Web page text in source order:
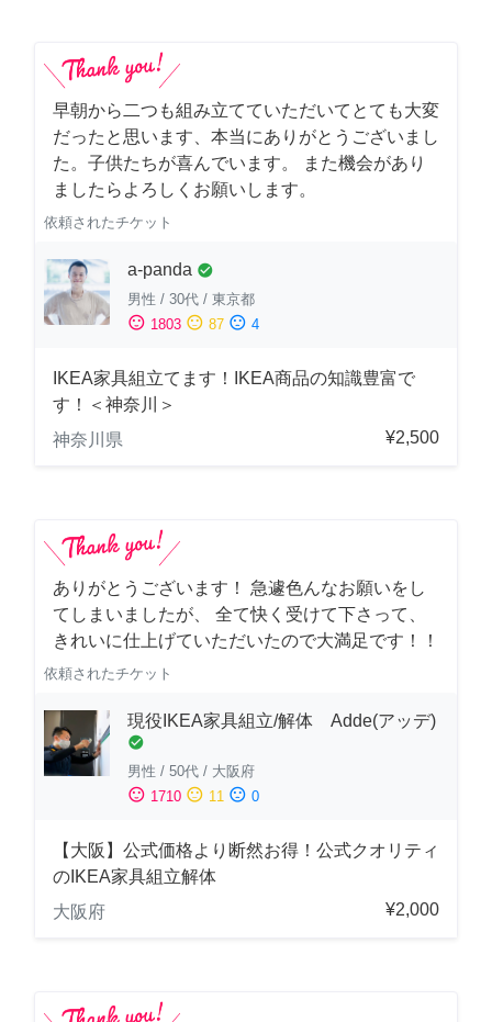
早朝から二つも組み立てていただいてとても大変
だったと思います、本当にありがとうございまし
た。子供たちが喜んでいます。 また機会があり
ましたらよろしくお願いします。
依頼されたチケット
a-panda check_circle
男性 / 30代 / 東京都
sentiment_satisfied 1803 sentiment_neutral 87 sentiment_dissatisfied 4
IKEA家具組立てます！IKEA商品の知識豊富で
す！＜神奈川＞
神奈川県
¥2,500
ありがとうございます！ 急遽色んなお願いをし
てしまいましたが、 全て快く受けて下さって、
きれいに仕上げていただいたので大満足です！！
依頼されたチケット
現役IKEA家具組立/解体 Adde(アッデ)
check_circle
男性 / 50代 / 大阪府
sentiment_satisfied 1710 sentiment_neutral 11 sentiment_dissatisfied 0
【大阪】公式価格より断然お得！公式クオリティ
のIKEA家具組立解体
大阪府
¥2,000